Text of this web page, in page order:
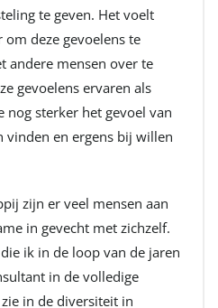
te geven. Het voelt
deze gevoelens te
andere mensen over te
gevoelens ervaren als
nog sterker het gevoel van
vinden en ergens bij willen
zijn er veel mensen aan
in gevecht met zichzelf.
ik in de loop van de jaren
in de volledige
in de diversiteit in